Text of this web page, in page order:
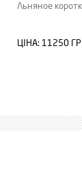
Льняное
ЦІНА: 11250